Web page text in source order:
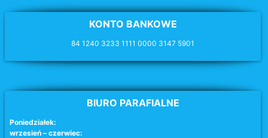
KONTO BANKOWE
84 1240 3233 1111 0000 3147 5901
BIURO PARAFIALNE
Poniedziałek:
wrzesień – czerwiec: